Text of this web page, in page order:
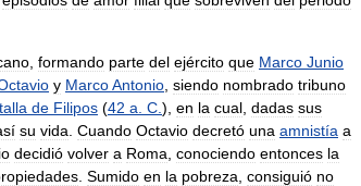
formando parte del ejército que Marco Junio
y MarcoAntonio siendo nombrado tribuno
de Filipos (42 a C ), en la cual dadas sus
su vida Cuando Octavio decretó una amnistía a
decidió volver a Roma conociendo entonces la
Sumido en la pobreza consiguió no